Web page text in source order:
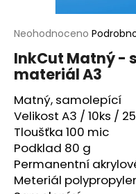
Průměrné
produktu
je
z
5
hvězdiček.
Neohodnoceno
InkCut Matný -
materiál A3
Matný, samolepící
Velikost A3 / 10ks /
Tloušťka 100 mic
Podklad 80 g
Permanentní
Meteriál
j
í
t
?